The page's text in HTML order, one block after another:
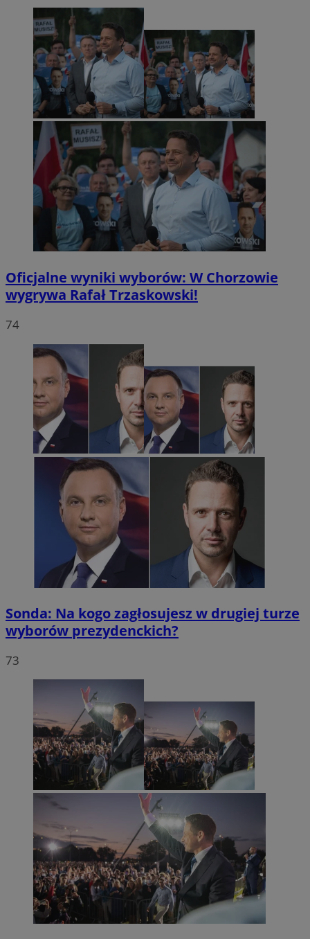
Oficjalne wyniki wyborów: W Chorzowie
wygrywa Rafał Trzaskowski!
74
Sonda: Na kogo zagłosujesz w drugiej turze
wyborów prezydenckich?
73